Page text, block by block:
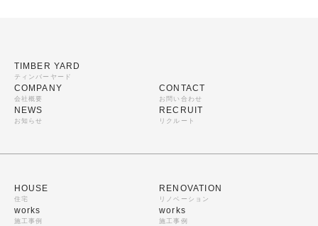
TIMBER YARD
ティンバーヤード
COMPANY
会社概要
NEWS
お知らせ
CONTACT
お問い合わせ
RECRUIT
リクルート
HOUSE
住宅
works
施工事例
RENOVATION
リノベーション
works
施工事例